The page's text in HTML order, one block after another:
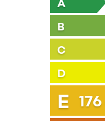
B
C
D
E 176